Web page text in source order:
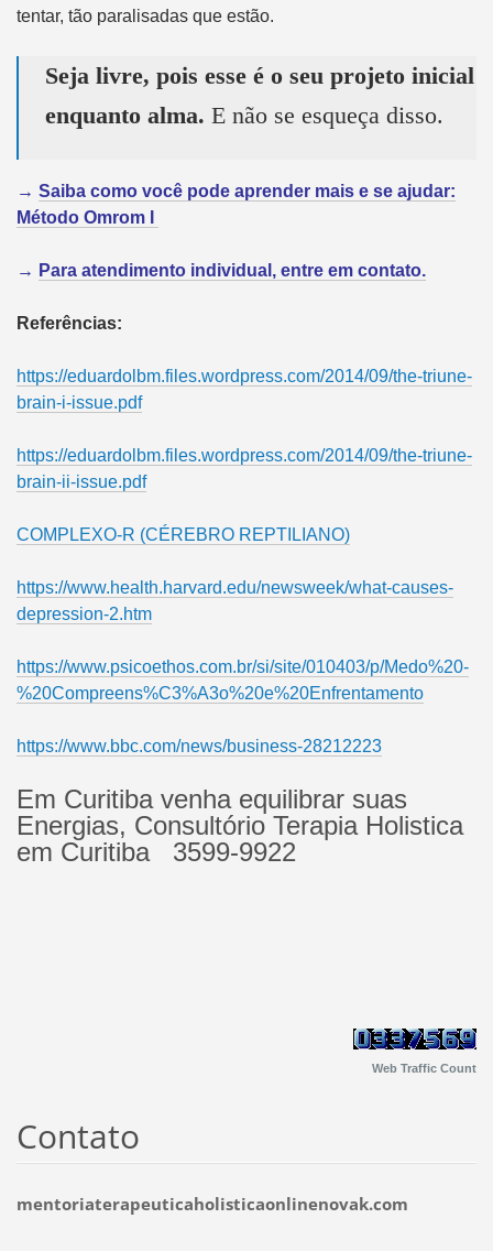
tentar, tão paralisadas que estão.
Seja livre, pois esse é o seu projeto inicial
enquanto alma. E não se esqueça disso.
→ Saiba como você pode aprender mais e se ajudar:
Método Omrom I
→ Para atendimento individual, entre em contato.
Referências:
https://eduardolbm.files.wordpress.com/2014/09/the-triune-
brain-i-issue.pdf
https://eduardolbm.files.wordpress.com/2014/09/the-triune-
brain-ii-issue.pdf
COMPLEXO-R (CÉREBRO REPTILIANO)
https://www.health.harvard.edu/newsweek/what-causes-
depression-2.htm
https://www.psicoethos.com.br/si/site/010403/p/Medo%20-
%20Compreens%C3%A3o%20e%20Enfrentamento
https://www.bbc.com/news/business-28212223
Em Curitiba venha equilibrar suas
Energias, Consultório Terapia Holistica
em Curitiba 3599-9922
Web Traffic Count
Contato
mentoriaterapeuticaholisticaonlinenovak.com